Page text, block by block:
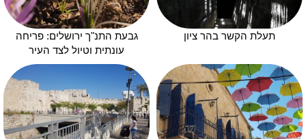
תעלת הקשר בהר ציון
גבעת התנ"ך ירושלים: פריחה
עונתית וטיול לצד העיר